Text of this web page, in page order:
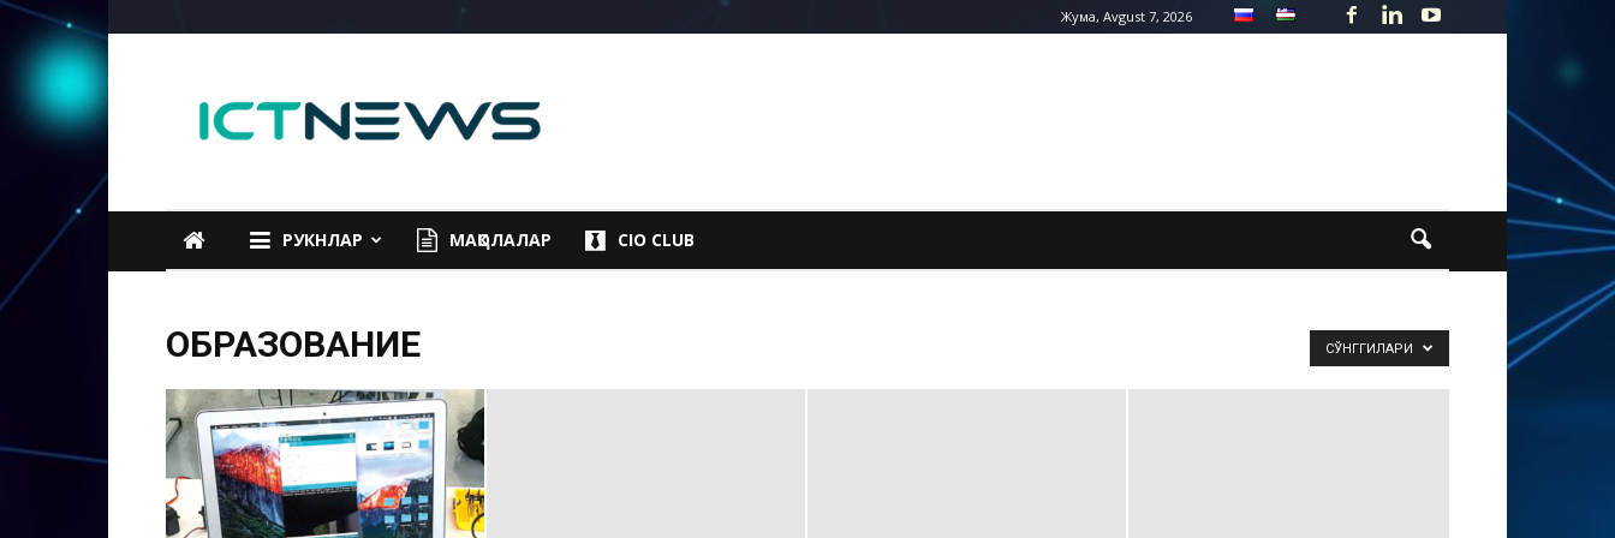
Жума, Avgust 7, 2026
РУКНЛАР МАҚОЛАЛАР CIO CLUB
ОБРАЗОВАНИЕ СЎНГГИЛАРИ